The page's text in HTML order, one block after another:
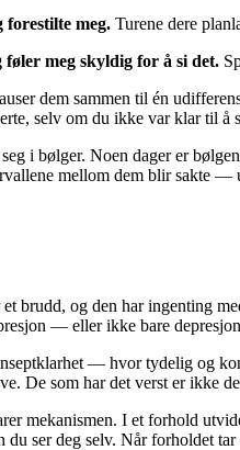
forestilte meg. Turene dere
føler meg skyldig for å si det.
dem sammen til én
selv om du ikke var klar til å
i bølger. Noen dager er
mellom dem blir sakte
et brudd, og den har ingenting
— eller ikke bare
— hvor tydelig og
De som har det verst er ikke
mekanismen. I et forhold
ser deg selv. Når forholdet